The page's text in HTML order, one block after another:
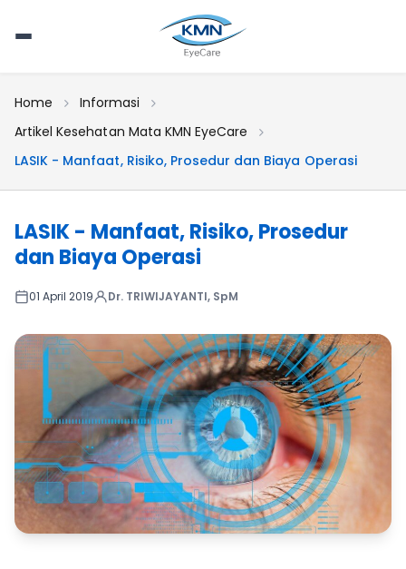
Home
Informasi
Artikel Kesehatan Mata KMN EyeCare
LASIK - Manfaat, Risiko, Prosedur dan Biaya Operasi
LASIK - Manfaat, Risiko, Prosedur
dan Biaya Operasi
01 April 2019 Dr. TRIWIJAYANTI, SpM